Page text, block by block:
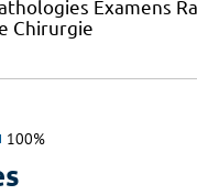
Examens
Chirurgie
100%